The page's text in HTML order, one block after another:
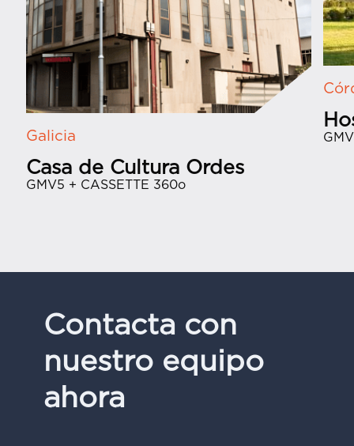
Galicia
Casa de Cultura Ordes
GMV5 + CASSETTE 360o
Contacta con
nuestro equipo
ahora